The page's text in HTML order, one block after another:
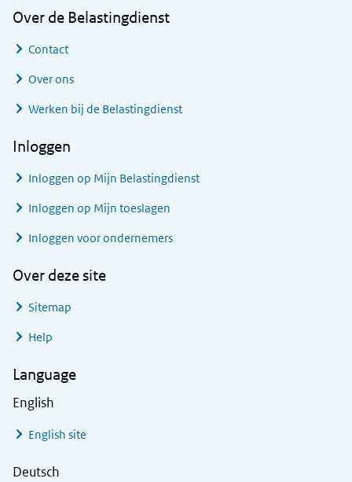
Over de Belastingdienst
Contact
Over ons
Werken bij de Belastingdienst
Inloggen
Inloggen op Mijn Belastingdienst
Inloggen op Mijn toeslagen
Inloggen voor ondernemers
Over deze site
Sitemap
Help
Language
English
English site
Deutsch